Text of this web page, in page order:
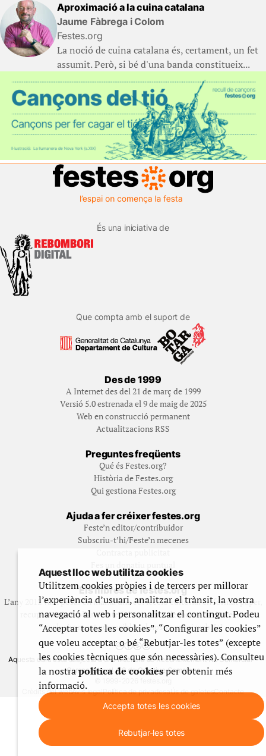
Aproximació a la cuina catalana
Jaume Fàbrega i Colom
Festes.org
La noció de cuina catalana és, certament, un fet
assumit. Però, si bé d'una banda constitueix...
És una iniciativa de
Que compta amb el suport de
Des de 1999
A Internet des del 21 de març de 1999
Versió 5.0 estrenada el 9 de maig de 2025
Web en construcció permanent
Actualitzacions RSS
Preguntes freqüents
Qué és Festes.org?
Història de Festes.org
Qui gestiona Festes.org
Ajuda a fer créixer festes.org
Feste’n editor/contribuidor
Subscriu-t’hi/Feste’n mecenes
Els llibres de festes.org
L’any 2012 vam posar en marxa una col·lecció editorial en format paper,
recuperant i ampliant materials que fins aleshores havien estat
exclusivament accessibles al nostre espai web. [+]
Aquesta obra està subjecta a una llicència de Reconeixement No Comercial -
CompartirIgual 4.0 de Creative Commons
Crèdits del webAvís legalPolítica de privadesaÚs de galetesContacte
Aquest lloc web utilitza cookies
Utilitzem cookies pròpies i de tercers per millorar
l’experiència d’usuari, analitzar el trànsit, la vostra
navegació al web i personalitzar el contingut. Podeu
“Acceptar totes les cookies”, “Configurar les cookies”
que voleu acceptar o bé “Rebutjar-les totes” (excepte
les cookies tècniques que són necessàries). Consulteu
la nostrapolítica de cookiesper obtenir més
informació.
Accepta totes les cookies
Rebutjar-les totes